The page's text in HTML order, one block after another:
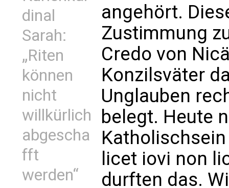
dinal
Sarah:
„Riten
können
nicht
willkürlich
abgescha
fft
werden“
angehört.
Zustimmung
Credo von
Konzilsväter
Unglauben
belegt. Heute
Katholischsein
licet iovi non
durften das.